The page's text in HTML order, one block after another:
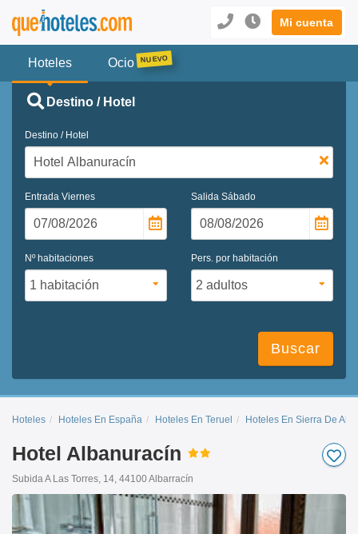
Mi cuenta
Hoteles Ocio
Destino / Hotel
Destino / Hotel
Entrada Viernes Salida Sábado
Nº habitaciones Pers. por habitación
Buscar
Hoteles Hoteles En España Hoteles En Teruel Hoteles En Sierra De
Hotel Albanuracín
Subida A Las Torres, 14, 44100 Albarracín